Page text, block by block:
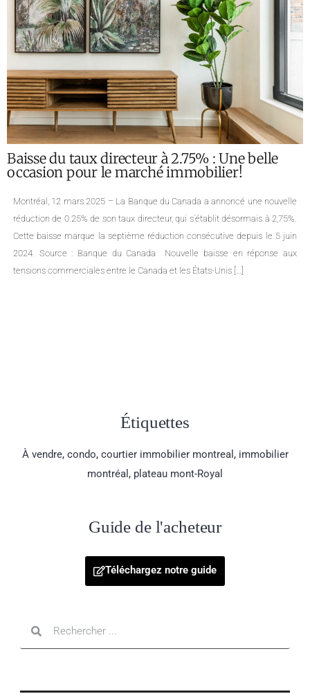
Analyse du marché immobilier montréalais
pour Janvier 2025 : Statistiques et Tendances
par Quartier
Notre équipe de courtiers immobiliers à Montréal vous présente les
dernières données statistiques de l’APCIQ et Centris pour l’Île de Montréal
ainsi que pour plusieurs de ses quartiers, couvrant le mois de janvier
2025. Portrait global de l’immobilier sur l’île de Montréal Le marché
Étiquettes
À vendre, condo, courtier immobilier montreal , immobilier
montréal , plateau mont-Royal
Guide de l'acheteur
Téléchargez notre guide